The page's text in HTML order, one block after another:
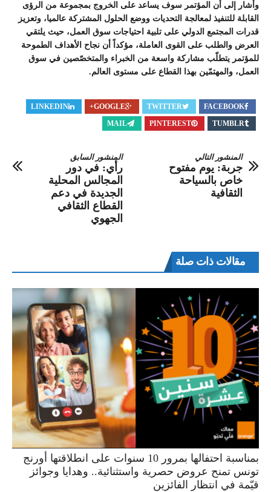
وأشار إلى أن المؤتمر سوف يساعد على الخروج بمجموعة من الرؤى
القابلة للتنفيذ لمعالجة التحديات ووضع الحلول المشتركة عالميا، وتعزيز
قدرات المجتمع الدولي على تلبية احتياجات سوق العمل، حيث يلتقي
العرض والطلب على القوى العاملة، مؤكداً أن نجاح الأهداف الطموحة
للمؤتمر يتطلّب مشاركة واسعة من الخبراء والمتخصّصين في سوق
العمل، والمهتمّين بهذا القطاع على مستوى العالم.
FACEBOOK
TWITTER
GOOGLE+
LINKEDIN
TUMBLR
PINTEREST
MAIL
المنشور السابق
رأي: في دور
المجالس المحلية
الجديدة في دعم
القطاع الثقافي
الجهوي
المنشور التالي
جربة: يوم مفتوح
خاص بالسياحة
الثقافية
مقالات ذات صلة
بمناسبة احتفالها بمرور 10 سنوات على انطلاقتها أورنج
تونس تمنح عروض حصرية واستثنائية.. وهدايا وجوائز
قيّمة في انتظار الفائزين